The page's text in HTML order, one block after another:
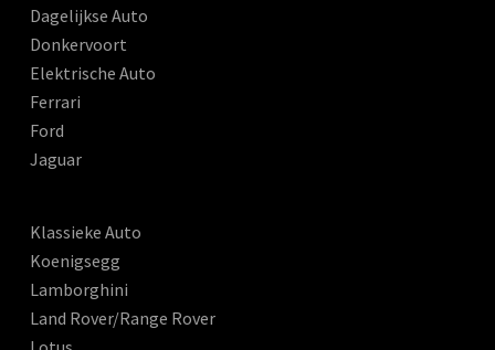
Dagelijkse Auto
Donkervoort
Elektrische Auto
Ferrari
Ford
Jaguar
Klassieke Auto
Koenigsegg
Lamborghini
Land Rover/Range Rover